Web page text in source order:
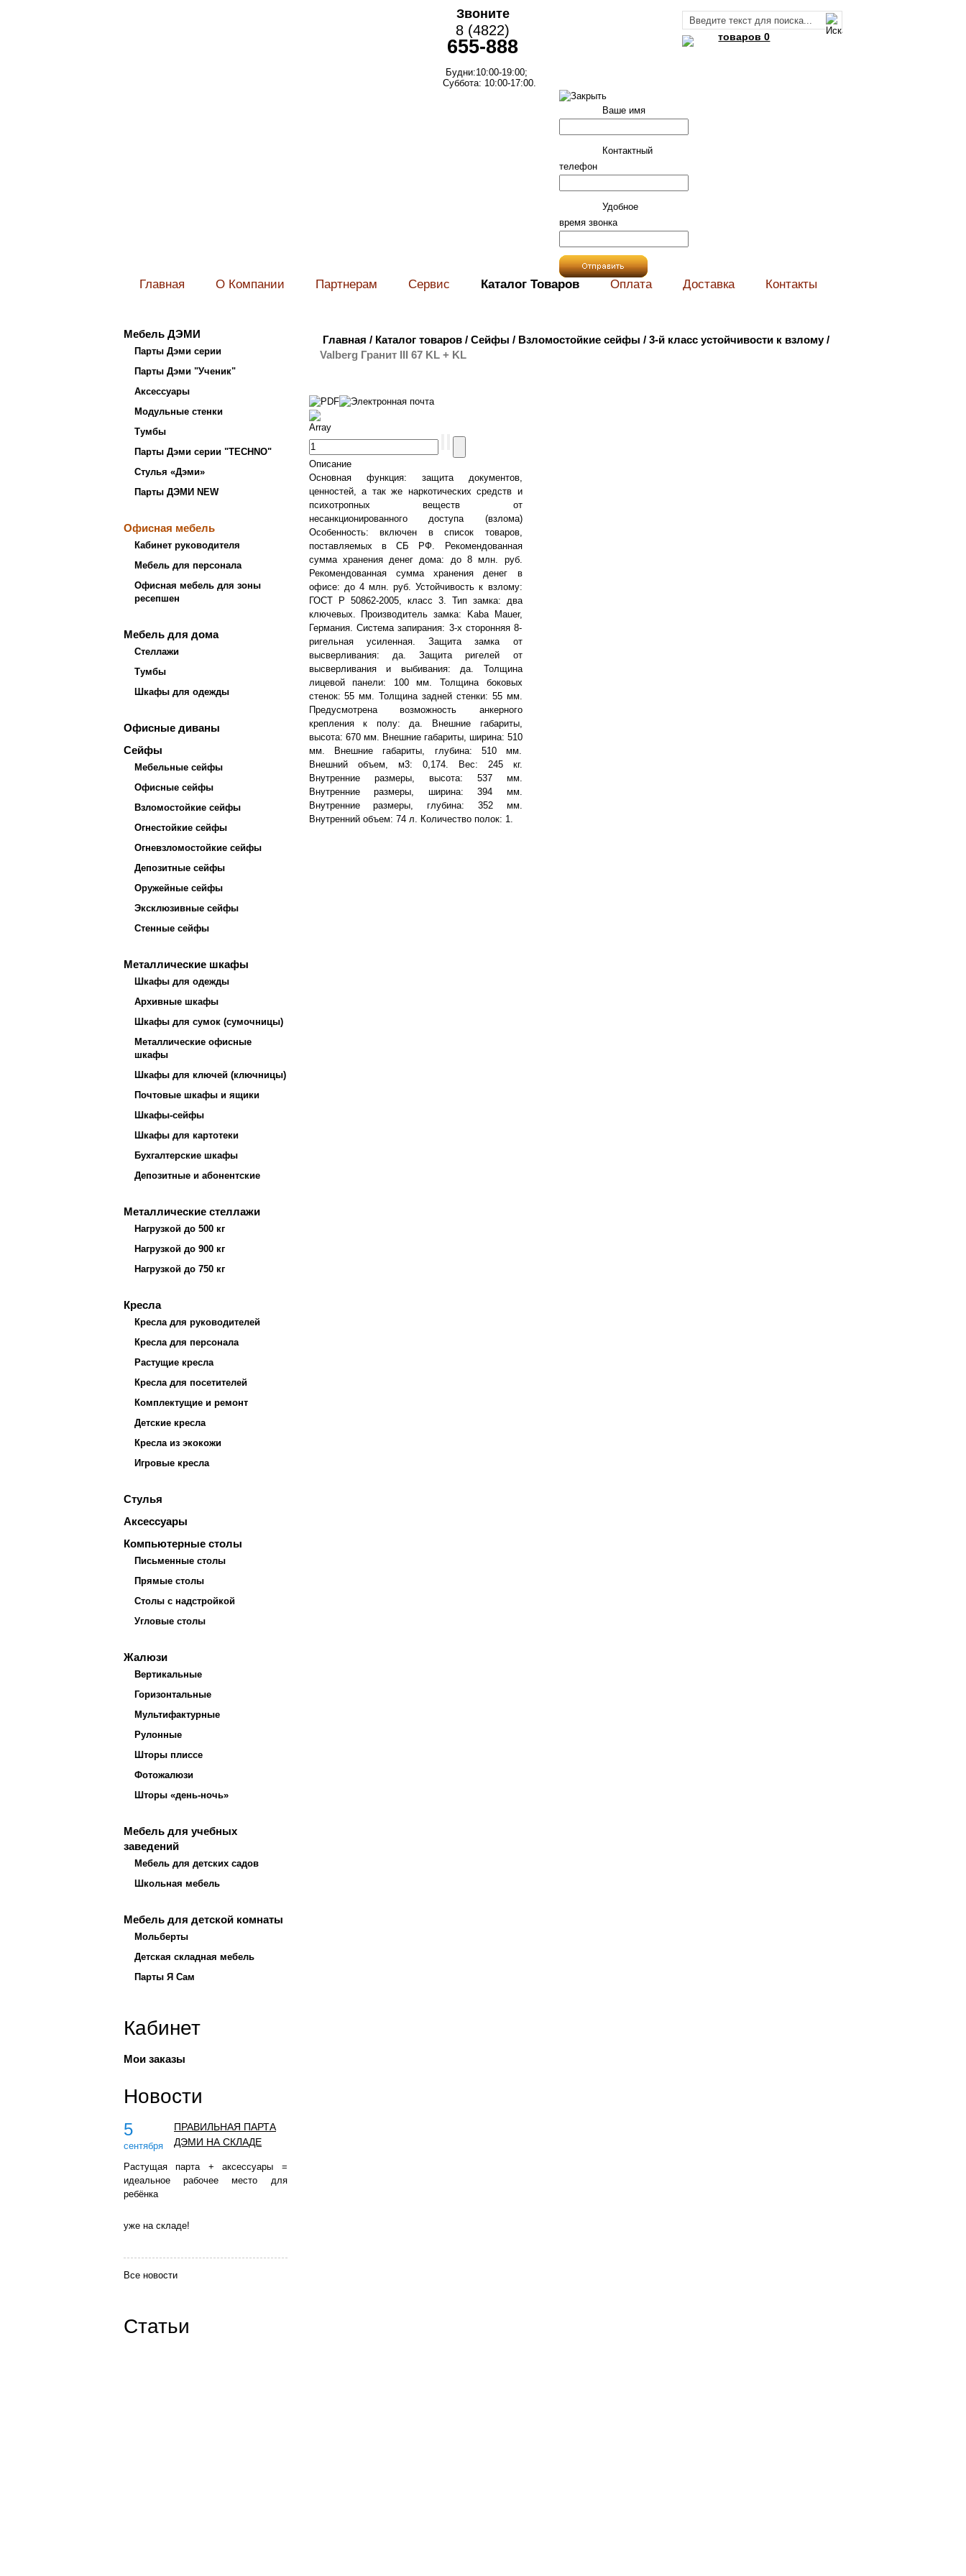
Звоните
8 (4822)
655-888
Будни:10:00-19:00;
Суббота: 10:00-17:00.
Ваше имя
Контактный
телефон
Удобное
время звонка
товаров 0
Главная О Компании Партнерам Сервис Каталог Товаров Оплата Доставка Контакты
Главная / Каталог товаров / Сейфы / Взломостойкие сейфы / 3-й класс устойчивости к взлому /
Valberg Гранит III 67 KL + KL
Array
Описание
Основная функция: защита документов,
ценностей, а так же наркотических средств и
психотропных веществ от
несанкционированного доступа (взлома)
Особенность: включен в список товаров,
поставляемых в СБ РФ. Рекомендованная
сумма хранения денег дома: до 8 млн. руб.
Рекомендованная сумма хранения денег в
офисе: до 4 млн. руб. Устойчивость к взлому:
ГОСТ Р 50862-2005, класс 3. Тип замка: два
ключевых. Производитель замка: Kaba Mauer,
Германия. Система запирания: 3-х сторонняя 8-
ригельная усиленная. Защита замка от
высверливания: да. Защита ригелей от
высверливания и выбивания: да. Толщина
лицевой панели: 100 мм. Толщина боковых
стенок: 55 мм. Толщина задней стенки: 55 мм.
Предусмотрена возможность анкерного
крепления к полу: да. Внешние габариты,
высота: 670 мм. Внешние габариты, ширина: 510
мм. Внешние габариты, глубина: 510 мм.
Внешний объем, м3: 0,174. Вес: 245 кг.
Внутренние размеры, высота: 537 мм.
Внутренние размеры, ширина: 394 мм.
Внутренние размеры, глубина: 352 мм.
Внутренний объем: 74 л. Количество полок: 1.
Мебель ДЭМИ
Парты Дэми серии
Парты Дэми "Ученик"
Аксессуары
Модульные стенки
Тумбы
Парты Дэми серии "TECHNO"
Стулья «Дэми»
Парты ДЭМИ NEW
Офисная мебель
Кабинет руководителя
Мебель для персонала
Офисная мебель для зоны
ресепшен
Мебель для дома
Стеллажи
Тумбы
Шкафы для одежды
Офисные диваны
Сейфы
Мебельные сейфы
Офисные сейфы
Взломостойкие сейфы
Огнестойкие сейфы
Огневзломостойкие сейфы
Депозитные сейфы
Оружейные сейфы
Эксклюзивные сейфы
Стенные сейфы
Металлические шкафы
Шкафы для одежды
Архивные шкафы
Шкафы для сумок (сумочницы)
Металлические офисные
шкафы
Шкафы для ключей (ключницы)
Почтовые шкафы и ящики
Шкафы-сейфы
Шкафы для картотеки
Бухгалтерские шкафы
Депозитные и абонентские
Металлические стеллажи
Нагрузкой до 500 кг
Нагрузкой до 900 кг
Нагрузкой до 750 кг
Кресла
Кресла для руководителей
Кресла для персонала
Растущие кресла
Кресла для посетителей
Комплектущие и ремонт
Детские кресла
Кресла из экокожи
Игровые кресла
Стулья
Аксессуары
Компьютерные столы
Письменные столы
Прямые столы
Столы с надстройкой
Угловые столы
Жалюзи
Вертикальные
Горизонтальные
Мультифактурные
Рулонные
Шторы плиссе
Фотожалюзи
Шторы «день-ночь»
Мебель для учебных
заведений
Мебель для детских садов
Школьная мебель
Мебель для детской комнаты
Мольберты
Детская складная мебель
Парты Я Сам
Кабинет
Мои заказы
Новости
5
сентября
ПРАВИЛЬНАЯ ПАРТА
ДЭМИ НА СКЛАДЕ
Растущая парта + аксессуары =
идеальное рабочее место для
ребёнка
уже на складе!
Все новости
Статьи